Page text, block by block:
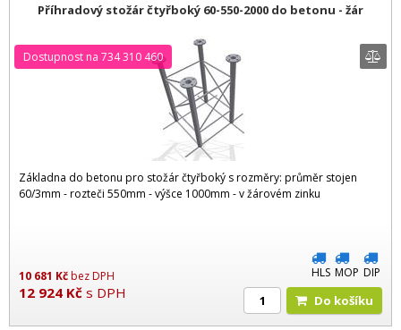
Příhradový stožár čtyřboký 60-550-2000 do betonu - žár
Základna do betonu pro stožár čtyřboký s rozměry: průměr stojen
60/3mm - rozteči 550mm - výšce 1000mm - v žárovém zinku
10 681 Kčbez DPH
12 924 Kč s DPH
Dostupnost na 734 310 460
HLS MOP DIP
Do košíku